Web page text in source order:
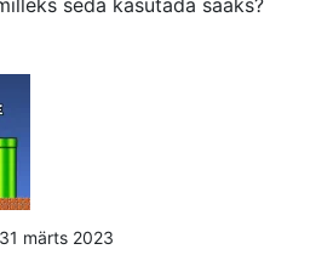
seda kasutada saaks?
31 märts 2023